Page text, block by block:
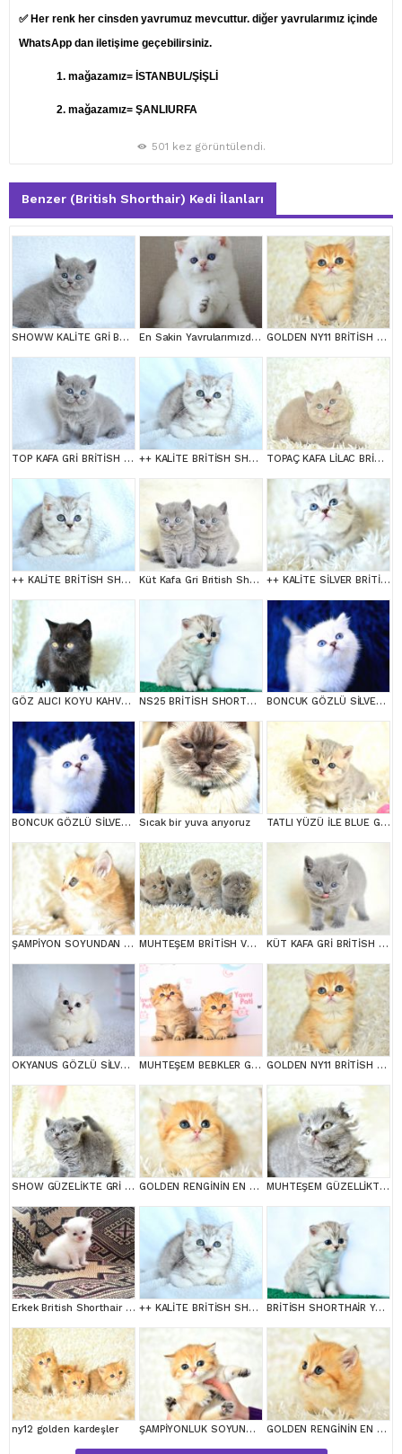
✅ Her renk her cinsden yavrumuz mevcuttur. diğer yavrularımız içinde
WhatsApp dan iletişime geçebilirsiniz.
1. mağazamız= İSTANBUL/ŞİŞLİ
2. mağazamız= ŞANLIURFA
501 kez görüntülendi.
Benzer (British Shorthair) Kedi İlanları
SHOWW KALİTE GRİ BRİTİSH SHORTHAİR YAVRUMUZ En Sakin Yavrularımızdan NS1133 British Shorthair GOLDEN NY11 BRİTİSH SHORTHAİR YAVRUMUZ
TOP KAFA GRİ BRİTİSH SHORTHAİR YAVRUMUZ ++ KALİTE BRİTİSH SHORTHAİR TOPAÇ KAFA LİLAC BRİTİSH SHORTHAİR
++ KALİTE BRİTİSH SHORTHAİR Küt Kafa Gri British Shorthair ++ KALİTE SİLVER BRİTİSH SHORTHAİR
GÖZ ALICI KOYU KAHVE RENGİ İLE BRİTİSH SHORTHAİR NS25 BRİTİSH SHORTHAİR BONCUK GÖZLÜ SİLVER BRİTİSH SHORTHAİR NS1133
BONCUK GÖZLÜ SİLVER BRİTİSH SHORTHAİR NS1133 Sıcak bir yuva arıyoruz TATLI YÜZÜ İLE BLUE GOLDEN BRİTİSH SHORTHAİR
ŞAMPİYON SOYUNDAN GOLDEN NY11 BRİTİSH SHORTHAİR YAVRUMUZ erkek MUHTEŞEM BRİTİSH VE SCOTTİSH YAVRULAR KÜT KAFA GRİ BRİTİSH SHORTHAİR
OKYANUS GÖZLÜ SİLVER POİNT BRİTİSH SHORTHAİR YAVRUMUZ MUHTEŞEM BEBKLER GOLDEN BRİTİSH SHORTHAİR GOLDEN NY11 BRİTİSH SHORTHAİR YAVRUMUZ
SHOW GÜZELİKTE GRİ BRİTİSH SHORTHAİR YAVRUMUZ GOLDEN RENGİNİN EN GÜZEL TONU NY11 BRİTİSH SHORTHAİR MUHTEŞEM GÜZELLİKTE GRİ BRİTİSH
Erkek British Shorthair Red Point ++ KALİTE BRİTİSH SHORTHAİR BRİTİSH SHORTHAİR YAVRUMUZ
ny12 golden kardeşler ŞAMPİYONLUK SOYUNDAN NY11 GOLDEN BRİTİSH SHORTHAİR GOLDEN RENGİNİN EN GÜZEL TONU NY11 BRİTİSH SHORTHAİR